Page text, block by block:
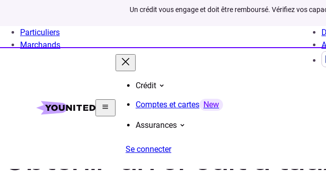
Un crédit vous engage et doit être remboursé. Vérifiez vos
Particuliers
Marchands
Crédit
Comptes et cartes New
Assurances
Se connecter
Home Crédit Consommation Crédit Travaux Infos
Obtenir un crédit à